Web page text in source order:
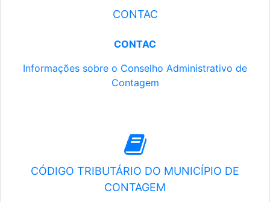
CONTAC
CONTAC
Informações sobre o Conselho Administrativo de
Contagem
CÓDIGO TRIBUTÁRIO DO MUNICÍPIO DE
CONTAGEM